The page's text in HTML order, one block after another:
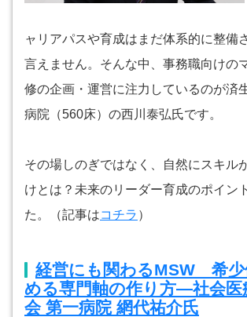
ャリアパスや育成はまだ体系的に整備
言えません。そんな中、事務職向けの
修の企画・運営に注力しているのが済
病院（560床）の西川泰弘氏です。
その場しのぎではなく、自然にスキル
けとは？未来のリーダー育成のポイン
た。（記事はコチラ ）
経営にも関わるMSW 希少
める専門軸の作り方―社会医
会 第一病院 網代祐介氏